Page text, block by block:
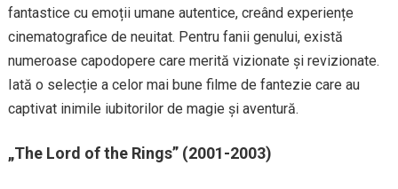
fantastice cu emoții umane autentice, creând experiențe
cinematografice de neuitat. Pentru fanii genului, există
numeroase capodopere care merită vizionate și revizionate.
Iată o selecție a celor mai bune filme de fantezie care au
captivat inimile iubitorilor de magie și aventură.
„The Lord of the Rings” (2001-2003)